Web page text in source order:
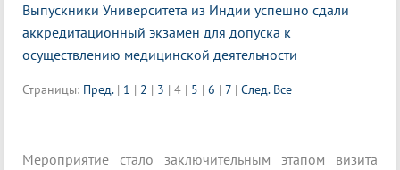
Выпускники Университета из Индии успешно сдали
аккредитационный экзамен для допуска к
осуществлению медицинской деятельности
Страницы: Пред. | 1 | 2 | 3 | 4 | 5 | 6 | 7 | След. Все
Мероприятие стало заключительным этапом визита